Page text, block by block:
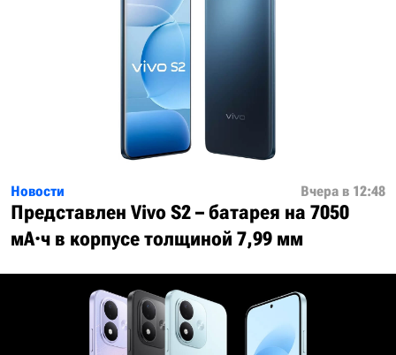
Новости Вчера в 12:48
Представлен Vivo S2 – батарея на 7050
мА·ч в корпусе толщиной 7,99 мм